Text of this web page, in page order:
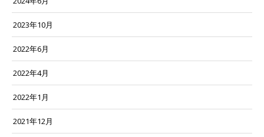
2023年10月
2022年6月
2022年4月
2022年1月
2021年12月